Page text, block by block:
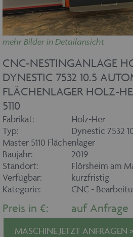
mehr Bilder in Detailansicht
CNC-NESTINGANLAGE
DYNESTIC 7532 10.5
FLÄCHENLAGER HOLZ-
5110
Fabrikat:
Holz-Her
Typ:
Dynestic 7532
Master 5110 Flächenlager
Baujahr:
2019
Standort:
Flörsheim am
Verfügbar:
kurzfristig
Kategorie:
CNC -
Preis in €: auf Anfrage
MASCHINE JETZT ANFRAGEN